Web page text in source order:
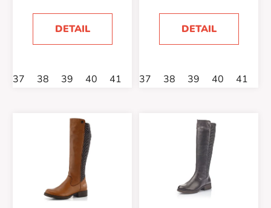
DETAIL
37 38 39 40 41 42
DETAIL
37 38 39 40 41